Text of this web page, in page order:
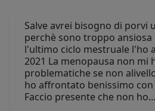
Salve avrei bisogno di porvi
perchè sono troppo ansiosa
l'ultimo ciclo mestruale l'ho
2021 La menopausa non mi
problematiche se non
ho affrontato benissimo
Faccio presente che non ho…